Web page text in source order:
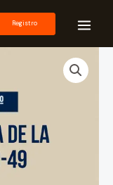
Registro